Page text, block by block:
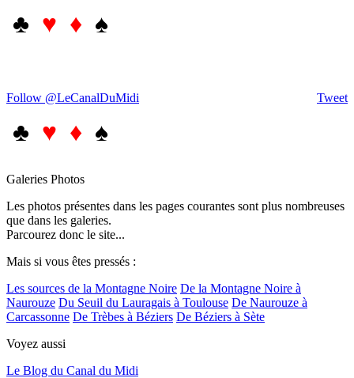
♣ ♥ ♦ ♠
Tweet
Follow @LeCanalDuMidi
♣ ♥ ♦ ♠
Galeries Photos
Les photos présentes dans les pages courantes sont plus nombreuses
que dans les galeries.
Parcourez donc le site...
Mais si vous êtes pressés :
Les sources de la Montagne Noire De la Montagne Noire à
Naurouze Du Seuil du Lauragais à Toulouse De Naurouze à
Carcassonne De Trèbes à Béziers De Béziers à Sète
Voyez aussi
Le Blog du Canal du Midi